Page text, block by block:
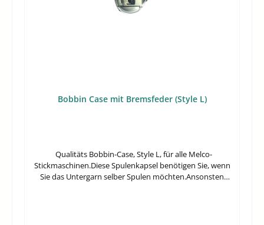
Bobbin Case mit Bremsfeder (Style L)
Qualitäts Bobbin-Case, Style L, für alle Melco-
Stickmaschinen.Diese Spulenkapsel benötigen Sie, wenn
Sie das Untergarn selber Spulen möchten.Ansonsten